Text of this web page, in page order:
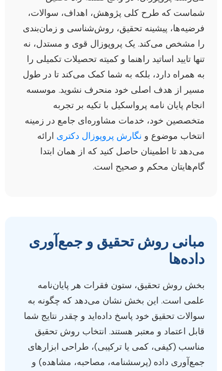
شماست که طرح کلی پژوهش، اهداف، سوالات،
فرضیه‌ها، پیشینه تحقیق، روش‌شناسی و زمان‌بندی
را مشخص می‌کند. یک پروپوزال قوی و مستدل، نه
تنها تایید اساتید راهنما و کمیته تحصیلات تکمیلی را
به همراه دارد، بلکه به شما کمک می‌کند تا در طول
مسیر از هدف اصلی خود منحرف نشوید. موسسه
انجام پایان نامه پرواسکیل با تکیه بر تجربه
متخصصین خود، خدمات مشاوره‌ای جامع در زمینه
انتخاب موضوع و نگارش پروپوزال دکتری ارائه
می‌دهد تا اطمینان حاصل کنید که از همان ابتدا
گام‌هایتان محکم و صحیح است.
مبانی روش تحقیق و جمع‌آوری
داده‌ها
بخش روش تحقیق، ستون فقرات هر پایان‌نامه
علمی است. این بخش نشان می‌دهد که چگونه به
سوالات تحقیق خود پاسخ داده‌اید و چقدر نتایج شما
قابل اعتماد و معتبر هستند. انتخاب روش تحقیق
مناسب (کیفی، کمی یا ترکیبی)، طراحی ابزارهای
جمع‌آوری داده (پرسشنامه، مصاحبه، مشاهده) و